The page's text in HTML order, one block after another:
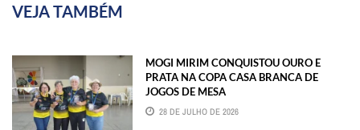
VEJA TAMBÉM
MOGI MIRIM CONQUISTOU OURO E
PRATA NA COPA CASA BRANCA DE
JOGOS DE MESA
28 DE JULHO DE 2026